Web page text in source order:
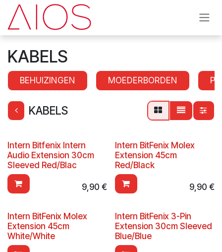
Se rendre au contenu
KABELS
BEHUIZINGEN MOEDERBORDEN
KABELS
Intern Bitfenix Intern
Audio Extension 30cm
Sleeved Red/Blac
9,90 €
Intern BitFenix Molex
Extension 45cm
Red/Black
9,90 €
Intern BitFenix Molex
Extension 45cm
White/White
Intern BitFenix 3-Pin
Extension 30cm Sleeved
Blue/Blue